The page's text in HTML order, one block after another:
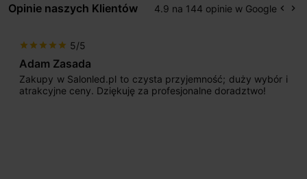
Opinie naszych Klientów 4.9 na 144 opinie w Google keyboard_arrow_left keyboard_arrow_right
star star star star star 5/5
Adam Zasada
Zakupy w Salonled.pl to czysta przyjemność; duży wybór i
atrakcyjne ceny. Dziękuję za profesjonalne doradztwo!